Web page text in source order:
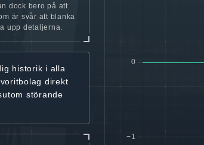
dock bero på att
är svår att blanka
upp detaljerna.
historik i alla
direkt
störande